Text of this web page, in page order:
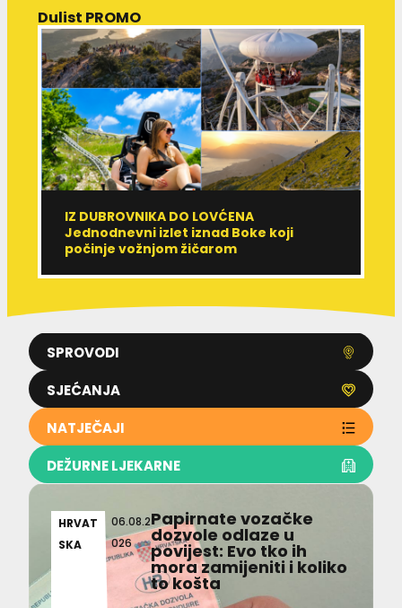
SPROVODI
SJEĆANJA
NATJEČAJI
DEŽURNE LJEKARNE
Dulist PROMO
IZ DUBROVNIKA DO LOVĆENA
Jednodnevni izlet iznad Boke koji
počinje vožnjom žičarom
HRVAT
SKA
06.08.2
026
Papirnate vozačke
dozvole odlaze u
povijest: Evo tko ih
mora zamijeniti i koliko
to košta